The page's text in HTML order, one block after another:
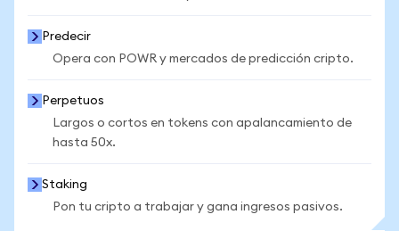
Predecir
Opera con POWR y mercados de predicción cripto.
Perpetuos
Largos o cortos en tokens con apalancamiento de
hasta 50x.
Staking
Pon tu cripto a trabajar y gana ingresos pasivos.